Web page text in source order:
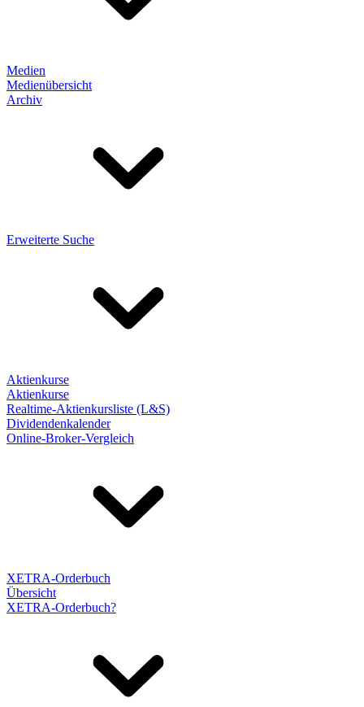
Medien
Medienübersicht
Archiv
Erweiterte Suche
Aktienkurse
Aktienkurse
Realtime-Aktienkursliste (L&S)
Dividendenkalender
Online-Broker-Vergleich
XETRA-Orderbuch
Übersicht
XETRA-Orderbuch?